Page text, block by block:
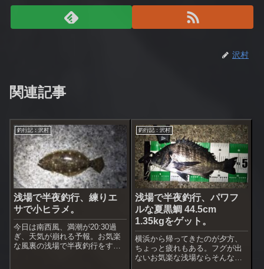
沢村
関連記事
釣行記：沢村
浅場で半夜釣行、練りエ
サで小ヒラメ。
今日は南西風、満潮が20:30過
ぎ、天気が崩れる予報。お気楽
な風裏の浅場で半夜釣行をする
釣行記：沢村
浅場で半夜釣行、パワフ
ルな夏黒鯛 44.5cm
1.35kgをゲット。
横浜から帰ってきたのが夕方、
ちょっと疲れもある。フグが出
ないお気楽な浅場ならそんなに